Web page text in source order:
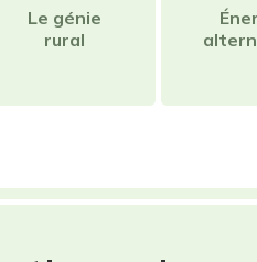
Le génie
rural